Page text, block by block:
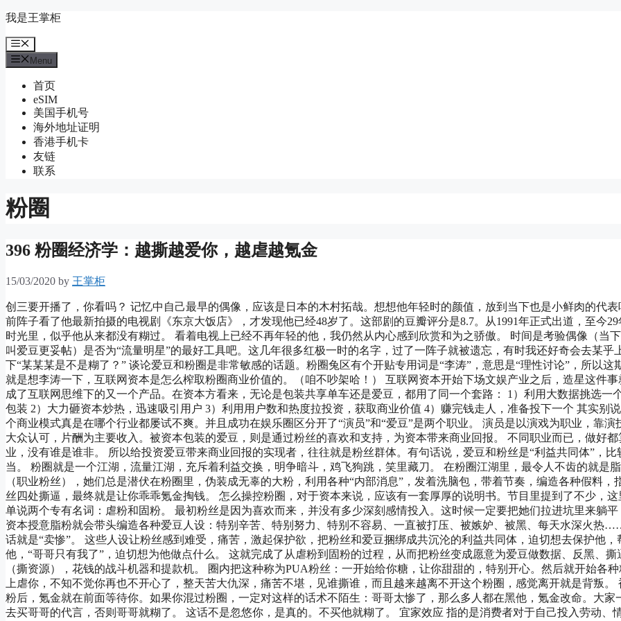
Skip
content
我是王掌柜
Menu
Menu
首页
eSIM
美国手机号
海外地址证明
香港手机卡
友链
联系
粉圈
396 粉圈经济学：越撕越爱你，越虐越氪金
15/03/2020 by 王掌柜
创三要开播了，你看吗？ 记忆中自己最早的偶像，应该是日本的木村拓哉。想想他年轻时的颜值，放到当下也是小鲜肉的代表
前阵子看了他最新拍摄的电视剧《东京大饭店》，才发现他已经48岁了。这部剧的豆瓣评分是8.7。从1991年正式出道，至今29
时光里，似乎他从来都没有糊过。 看着电视上已经不再年轻的他，我仍然从内心感到欣赏和为之骄傲。 时间是考验偶像（当
叫爱豆更妥帖）是否为“流量明星”的最好工具吧。这几年很多红极一时的名字，过了一阵子就被遗忘，有时我还好奇会去某乎
下“某某某是不是糊了？” 谈论爱豆和粉圈是非常敏感的话题。粉圈兔区有个开贴专用词是“李涛”，意思是“理性讨论”，所以这
就是想李涛一下，互联网资本是怎么榨取粉圈商业价值的。（咱不吵架哈！） 互联网资本开始下场文娱产业之后，造星这件事
成了互联网思维下的又一个产品。在资本方看来，无论是包装共享单车还是爱豆，都用了同一个套路： 1）利用大数据挑选一
包装 2）大力砸资本炒热，迅速吸引用户 3）利用用户数和热度拉投资，获取商业价值 4）赚完钱走人，准备投下一个 其实别
个商业模式真是在哪个行业都屡试不爽。并且成功在娱乐圈区分开了“演员”和“爱豆”是两个职业。 演员是以演戏为职业，靠演
大众认可，片酬为主要收入。被资本包装的爱豆，则是通过粉丝的喜欢和支持，为资本带来商业回报。 不同职业而已，做好都
业，没有谁是谁非。 所以给投资爱豆带来商业回报的实现者，往往就是粉丝群体。有句话说，爱豆和粉丝是“利益共同体”，比
当。 粉圈就是一个江湖，流量江湖，充斥着利益交换，明争暗斗，鸡飞狗跳，笑里藏刀。 在粉圈江湖里，最令人不齿的就是
（职业粉丝），她们总是潜伏在粉圈里，伪装成无辜的大粉，利用各种“内部消息”，发着洗脑包，带着节奏，编造各种假料，
丝四处撕逼，最终就是让你乖乖氪金掏钱。 怎么操控粉圈，对于资本来说，应该有一套厚厚的说明书。节目里提到了不少，这
单说两个专有名词：虐粉和固粉。 最初粉丝是因为喜欢而来，并没有多少深刻感情投入。这时候一定要把她们拉进坑里来躺平
资本授意脂粉就会带头编造各种爱豆人设：特别辛苦、特别努力、特别不容易、一直被打压、被嫉妒、被黑、每天水深火热
话就是“卖惨”。 这些人设让粉丝感到难受，痛苦，激起保护欲，把粉丝和爱豆捆绑成共沉沦的利益共同体，迫切想去保护他，
他，“哥哥只有我了”，迫切想为他做点什么。 这就完成了从虐粉到固粉的过程，从而把粉丝变成愿意为爱豆做数据、反黑、撕
（撕资源），花钱的战斗机器和提款机。 圈内把这种称为PUA粉丝：一开始给你糖，让你甜甜的，特别开心。然后就开始各
上虐你，不知不觉你再也不开心了，整天苦大仇深，痛苦不堪，见谁撕谁，而且越来越离不开这个粉圈，感觉离开就是背叛。
粉后，氪金就在前面等待你。如果你混过粉圈，一定对这样的话术不陌生：哥哥太惨了，那么多人都在黑他，氪金改命。大家
去买哥哥的代言，否则哥哥就糊了。 这话不是忽悠你，是真的。不买他就糊了。 宜家效应 指的是消费者对于自己投入劳动、